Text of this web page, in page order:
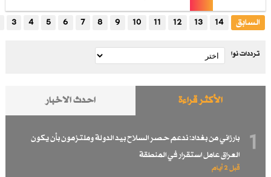
السابق 3 4 5 6 7 8 9 10 11 12 13 14
ترددات نوا
الأكثر قراءة احدث الاخبار
1
بارزاني من بغداد: ندعم حصر السلاح بيد الدولة وملتزمون بأن يكون
العراق عامل استقرار في المنطقة
قبل 2 أيام